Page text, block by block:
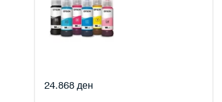
24.868ден